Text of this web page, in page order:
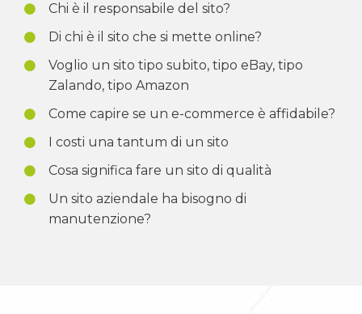
Chi è il responsabile del sito?
Di chi è il sito che si mette online?
Voglio un sito tipo subito, tipo eBay, tipo
Zalando, tipo Amazon
Come capire se un e-commerce è affidabile?
I costi una tantum di un sito
Cosa significa fare un sito di qualità
Un sito aziendale ha bisogno di
manutenzione?